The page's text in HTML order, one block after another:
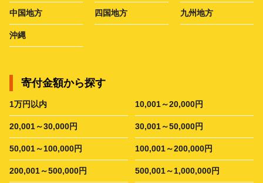
中国地方 四国地方 九州地方
沖縄
寄付金額から探す
1万円以内 10,001～20,000円
20,001～30,000円 30,001～50,000円
50,001～100,000円 100,001～200,000円
200,001～500,000円 500,001～1,000,000円